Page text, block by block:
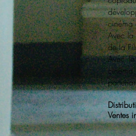
cinéma
Avec
de la
Avec
Ventes